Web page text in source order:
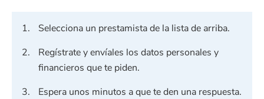
Selecciona un prestamista de la lista de arriba.
Regístrate y envíales los datos personales y
financieros que te piden.
Espera unos minutos a que te den una respuesta.